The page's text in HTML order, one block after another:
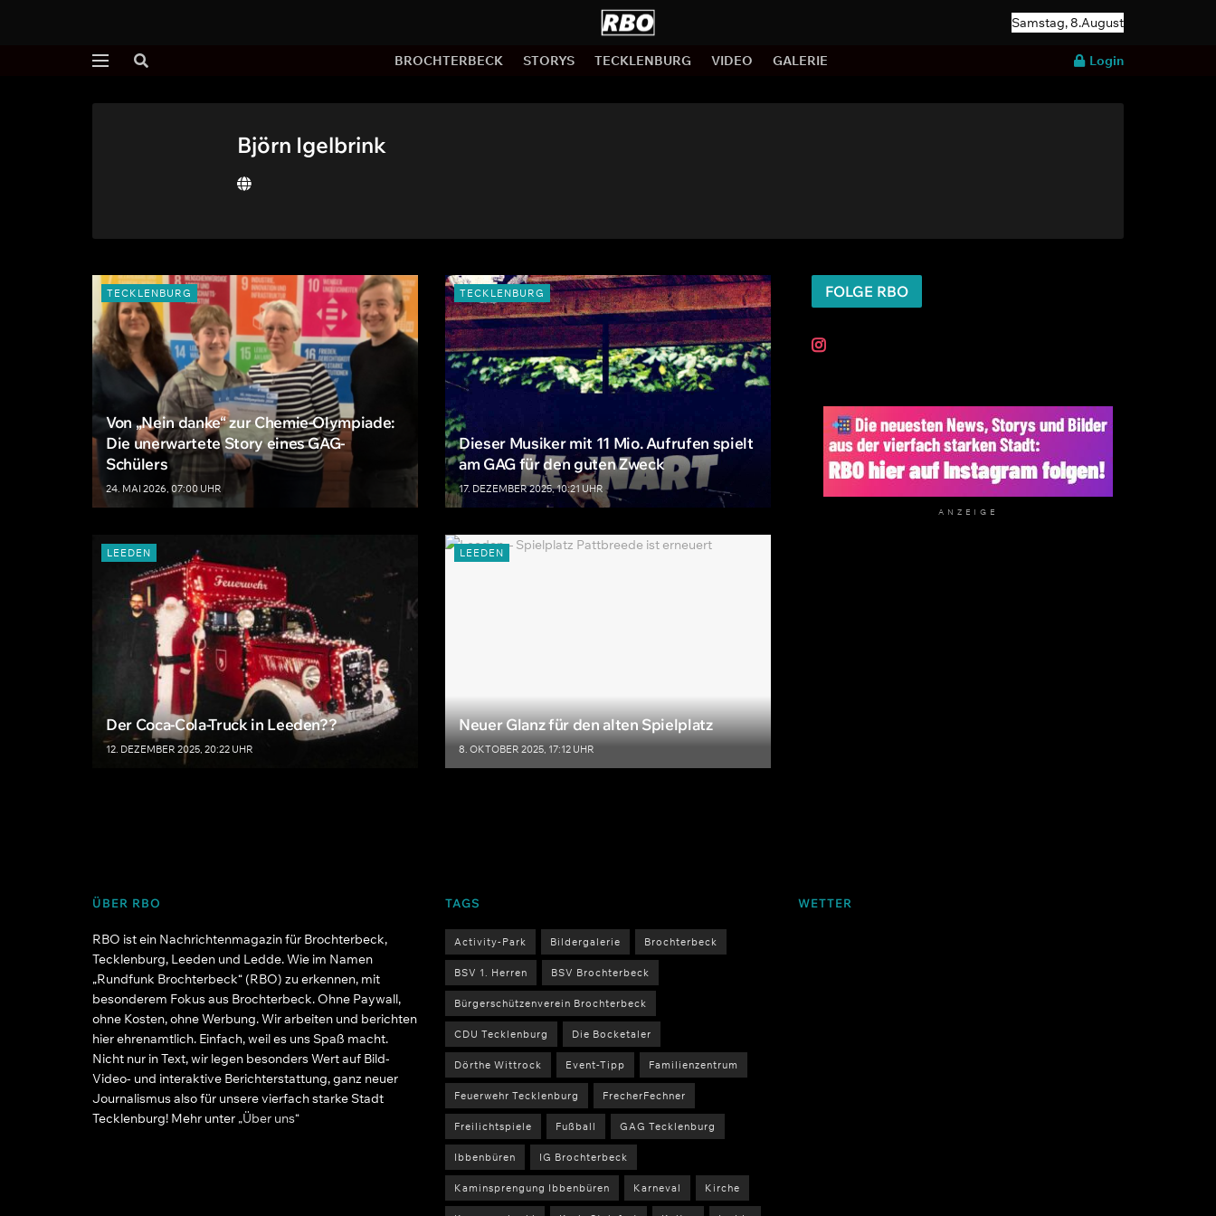
Samstag, 8.August
BROCHTERBECK STORYS TECKLENBURG VIDEO GALERIE Login
Björn Igelbrink
TECKLENBURG
Von „Nein danke“ zur Chemie-Olympiade:
Die unerwartete Story eines GAG-
Schülers
24. MAI 2026, 07:00 UHR
TECKLENBURG
Dieser Musiker mit 11 Mio. Aufrufen spielt
am GAG für den guten Zweck
17. DEZEMBER 2025, 10:21 UHR
LEEDEN
Der Coca-Cola-Truck in Leeden??
12. DEZEMBER 2025, 20:22 UHR
LEEDEN
Neuer Glanz für den alten Spielplatz
8. OKTOBER 2025, 17:12 UHR
FOLGE RBO
ANZEIGE
ÜBER RBO
RBO ist ein Nachrichtenmagazin für Brochterbeck,
Tecklenburg, Leeden und Ledde. Wie im Namen
„Rundfunk Brochterbeck“ (RBO) zu erkennen, mit
besonderem Fokus aus Brochterbeck. Ohne Paywall,
ohne Kosten, ohne Werbung. Wir arbeiten und berichten
hier ehrenamtlich. Einfach, weil es uns Spaß macht.
Nicht nur in Text, wir legen besonders Wert auf Bild-
Video- und interaktive Berichterstattung, ganz neuer
Journalismus also für unsere vierfach starke Stadt
Tecklenburg! Mehr unter „Über uns“
TAGS
Activity-Park Bildergalerie Brochterbeck
BSV 1. Herren BSV Brochterbeck
Bürgerschützenverein Brochterbeck
CDU Tecklenburg Die Bocketaler
Dörthe Wittrock Event-Tipp Familienzentrum
Feuerwehr Tecklenburg FrecherFechner
Freilichtspiele Fußball GAG Tecklenburg
Ibbenbüren IG Brochterbeck
Kaminsprengung Ibbenbüren Karneval Kirche
WETTER